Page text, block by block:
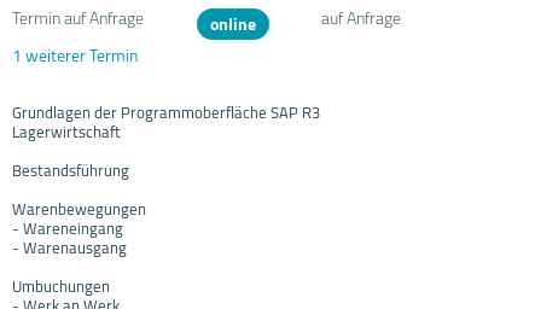
Termin auf Anfrage online
auf Anfrage
1 weiterer Termin
Grundlagen der Programmoberfläche SAP R3
Lagerwirtschaft
Bestandsführung
Warenbewegungen
- Wareneingang
- Warenausgang
Umbuchungen